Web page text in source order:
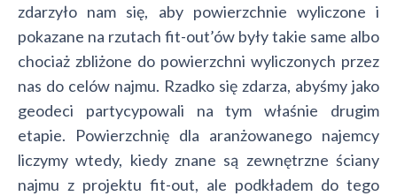
zdarzyło nam się, aby powierzchnie wyliczone i
pokazane na rzutach fit-out’ów były takie same albo
chociaż zbliżone do powierzchni wyliczonych przez
nas do celów najmu. Rzadko się zdarza, abyśmy jako
geodeci partycypowali na tym właśnie drugim
etapie. Powierzchnię dla aranżowanego najemcy
liczymy wtedy, kiedy znane są zewnętrzne ściany
najmu z projektu fit-out, ale podkładem do tego